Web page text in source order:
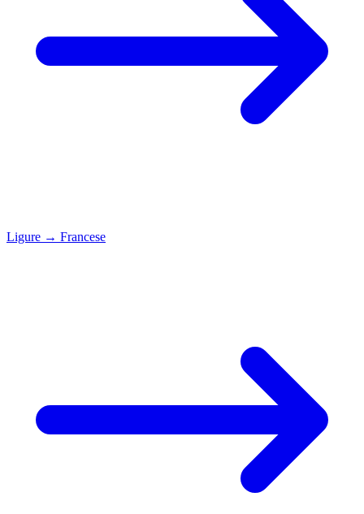
Ligure → Francese